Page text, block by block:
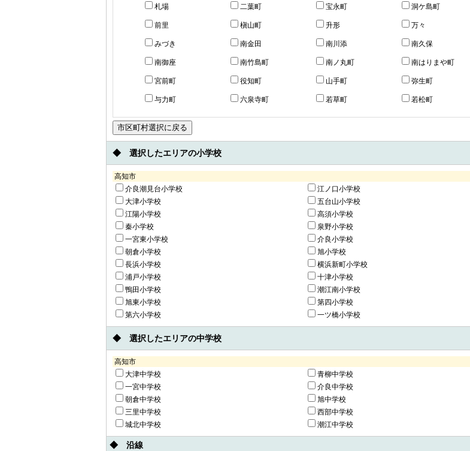
札場 二葉町 宝永町 洞ケ島町
前里 槇山町 升形 万々
みづき 南金田 南川添 南久保
南御座 南竹島町 南ノ丸町 南はりまや町
宮前町 役知町 山手町 弥生町
与力町 六泉寺町 若草町 若松町
◆ 選択したエリアの小学校
高知市
介良潮見台小学校
江ノ口小学校
大津小学校
五台山小学校
江陽小学校
高須小学校
秦小学校
泉野小学校
一宮東小学校
介良小学校
朝倉小学校
旭小学校
長浜小学校
横浜新町小学校
浦戸小学校
十津小学校
鴨田小学校
潮江南小学校
旭東小学校
第四小学校
第六小学校
一ツ橋小学校
◆ 選択したエリアの中学校
高知市
大津中学校
青柳中学校
一宮中学校
介良中学校
朝倉中学校
旭中学校
三里中学校
西部中学校
城北中学校
潮江中学校
◆ 沿線